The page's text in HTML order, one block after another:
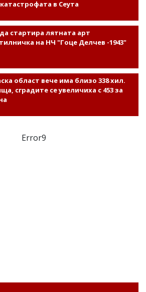
в Сеута
стартира лятната арт
на НЧ "Гоце Делчев -1943"
област вече има близо 338 хил.
сградите се увеличиха с 453 за
Error9